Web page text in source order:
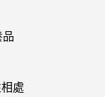
品
處